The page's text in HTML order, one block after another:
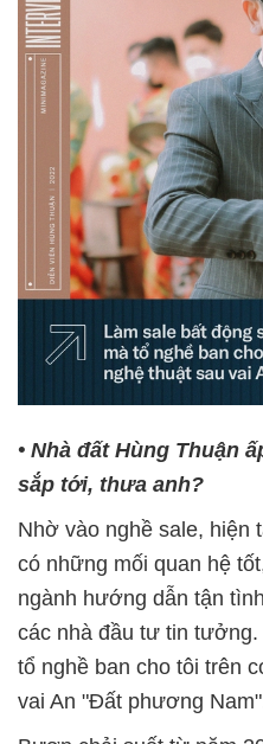
• Nhà đất Hùng Thuận
sắp tới, thưa anh?
Nhờ vào nghề sale, hiện
có những mối quan hệ
ngành hướng dẫn tận
các nhà đầu tư tin
tổ nghề ban cho tôi trên
vai An "Đất phương